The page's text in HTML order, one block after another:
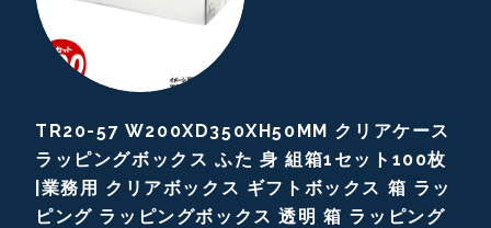
TR20-57 W200XD350XH50MM クリアケース
ラッピングボックス ふた 身 組箱1セット100枚
|業務用 クリアボックス ギフトボックス 箱 ラッ
ピング ラッピングボックス 透明 箱 ラッピング